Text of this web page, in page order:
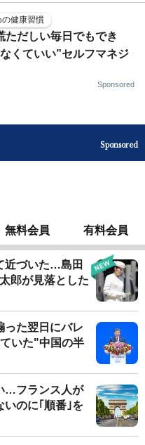
の健康習慣
ただしい毎日でもでき
くていい”セルフマネジ
Sponsored
Sponsored
無料会員 有料会員
近づいた…島田
郎が見落とした
った翌日にバレ
いた"中国の半
…フランス人が
いのに｢順番｣を